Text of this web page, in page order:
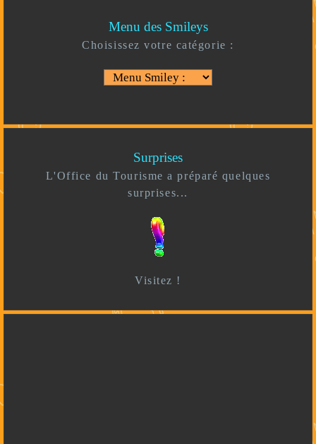
Menu des Smileys
Choisissez votre catégorie :
Surprises
L'Office du Tourisme a préparé quelques
surprises...
Visitez !